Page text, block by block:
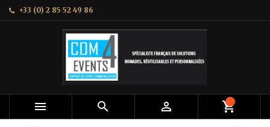
+33 (0) 2 85 52 49 86
  
Mes listes ×
Créer une nouvelle liste
Créer une liste d'envies ×
Nom de la liste d'envies
Annuler Créer une liste d'envies
Connexion ×
Vous devez être connecté pour ajouter des produits
à votre liste d'envies.
Annuler Connexion